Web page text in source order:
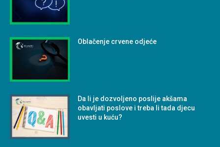
Oblačenje crvene odjeće
Da li je dozvoljeno poslije akšama
obavljati poslove i treba li tada djecu
uvesti u kuću?